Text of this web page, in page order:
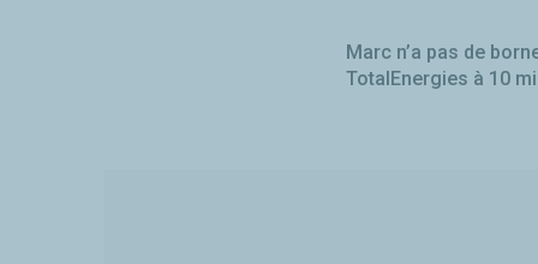
Marc n’a pas de
TotalEnergies à 10